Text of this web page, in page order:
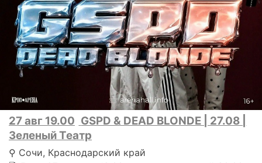
27 авг 19.00 GSPD & DEAD BLONDE | 27.08 |
Зеленый Театр
⚲ Сочи, Краснодарский край